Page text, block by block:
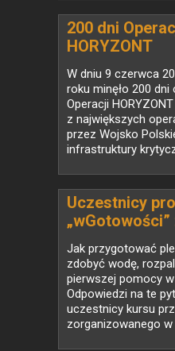
200 dni
HORYZONT
W dniu 9 czerwca
roku minęło 200
Operacji
z największych
przez Wojsko
infrastruktury
Uczestnicy
praktyczne
survivalowe
Jak przygotować
zdobyć wodę,
pierwszej pomocy
Odpowiedzi na te
uczestnicy kursu
zorganizowanego w